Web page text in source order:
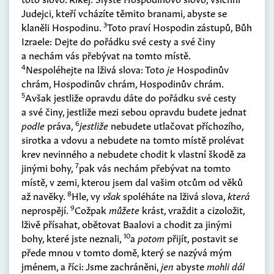
Judejci, kteří vcházíte těmito branami, abyste se
klaněli Hospodinu. 3Toto praví Hospodin zástupů, Bůh
Izraele: Dejte do pořádku své cesty a své činy
a nechám vás přebývat na tomto místě.
4Nespoléhejte na lživá slova: Totoje Hospodinův
chrám, Hospodinův chrám, Hospodinův chrám.
5Avšak jestliže opravdu dáte do pořádku své cesty
a své činy, jestliže mezi sebou opravdu budete jednat
podle práva, 6jestliže nebudete utlačovat příchozího,
sirotka a vdovu a nebudete na tomto místě prolévat
krev nevinného a nebudete chodit k vlastní škodě za
jinými bohy, 7pak vás nechám přebývat na tomto
místě, v zemi, kterou jsem dal vašim otcům od věků
až navěky. 8Hle, vy všakspoléháte na lživá slova,která
neprospějí. 9Cožpak můžete krást, vraždit a cizoložit,
lživě přísahat, obětovat Baalovi a chodit za jinými
bohy, které jste neznali, 10a potom přijít, postavit se
přede mnou v tomto domě, který se nazývá mým
jménem, a říci: Jsme zachráněni,jen abystemohli dál